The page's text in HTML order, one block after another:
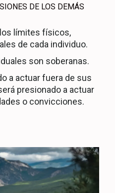
DE LOS DEMÁS
límites físicos,
de cada individuo.
son soberanas.
a actuar fuera de sus
presionado a actuar
o convicciones.